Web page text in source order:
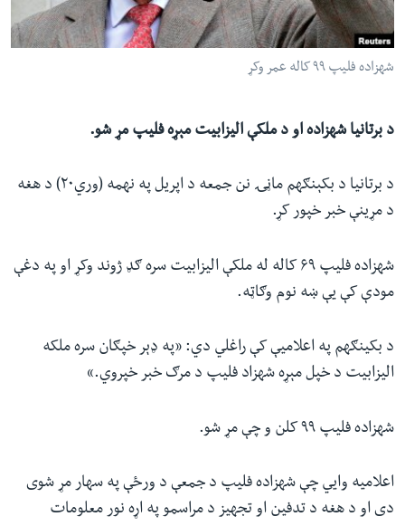
شئ
لټون
ځای
لاړ
له مونږ سره په تماس کې پاتې شئ
ژبې
شهزاده فلیپ ۹۹ کاله عمر وکړ
د برتانیا شهزاده او د ملکې الیزابیت مېړه فلیپ مړ شو.
د برتانیا د بکېنګهم ماڼۍ نن جمعه د اپریل په نهمه (وري۲۰) د هغه
د مړینې خبر خپور کړ.
شهزاده فلیپ ۶۹ کاله له ملکې الیزابیت سره ګډ ژوند وکړ او په دغې
مودې کې یې ښه نوم وګاټه.
د بکینګهم په اعلامیې کې راغلي دي: «په ډېر خپګان سره ملکه
الیزابیت د خپل مېړه شهزاد فلیپ د مرګ خبر خپروي.»
شهزاده فلیپ ۹۹ کلن و چې مړ شو.
اعلامیه وايي چې شهزاده فلیپ د جمعې د ورځې په سهار مړ شوی
دی او د هغه د تدفین او تجهیز د مراسمو په اړه نور معلومات